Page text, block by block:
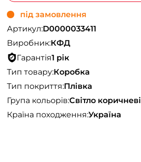
під замовлення
Артикул:D0000033411
Виробник:КФД
Гарантія1 рік
Тип товару:Коробка
Тип покриття:Плівка
Група кольорів:Світло коричневі
Країна походження:Україна